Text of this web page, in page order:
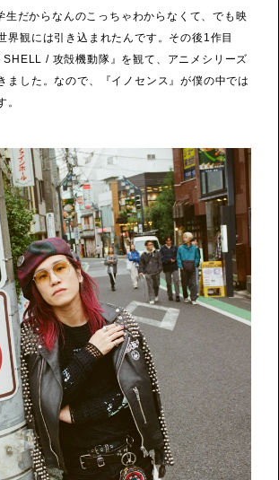
だからなんのこっちゃわからなくて、でも映
界観には引き込まれたんです。その後1作目
SHELL / 攻殻機動隊』を観て、アニメシリーズ
ました。なので、『イノセンス』が僕の中では
。